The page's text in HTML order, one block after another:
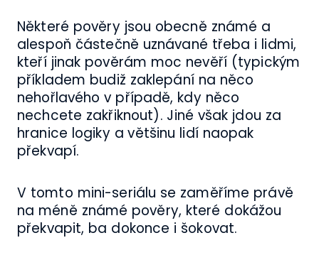
Některé pověry jsou obecně známé a
alespoň částečně uznávané třeba i lidmi,
kteří jinak pověrám moc nevěří (typickým
příkladem budiž zaklepání na něco
nehořlavého v případě, kdy něco
nechcete zakřiknout). Jiné však jdou za
hranice logiky a většinu lidí naopak
překvapí.
V tomto mini-seriálu se zaměříme právě
na méně známé pověry, které dokážou
překvapit, ba dokonce i šokovat.